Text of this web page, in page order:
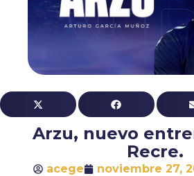
Arzu, nuevo
Recre.
acege noviembre 27,